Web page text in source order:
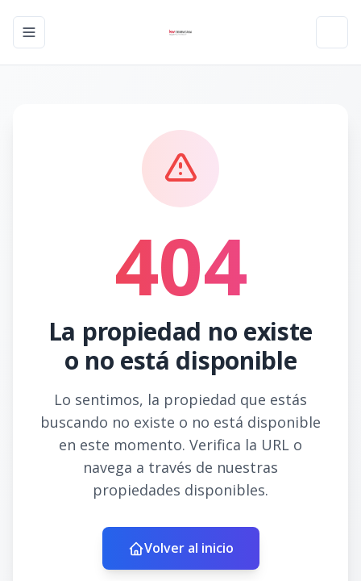
Toggle navigation menu
404
La propiedad no existe
o no está disponible
Lo sentimos, la propiedad que estás
buscando no existe o no está disponible
en este momento. Verifica la URL o
navega a través de nuestras
propiedades disponibles.
Volver al inicio